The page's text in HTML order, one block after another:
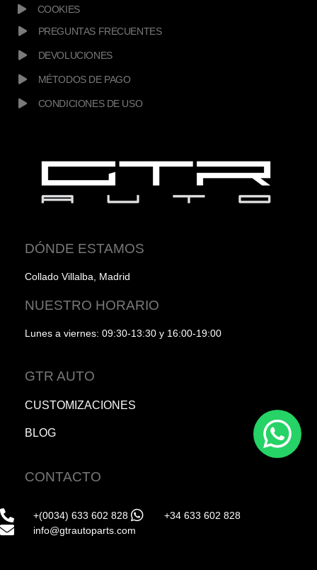
COOKIES
PREGUNTAS FRECUENTES
DEVOLUCIONES
MÉTODOS DE PAGO
CONDICIONES DE USO
DÓNDE ESTAMOS
Collado Villalba, Madrid
NUESTRO HORARIO
Lunes a viernes: 09:30-13:30 y 16:00-19:00
GTR AUTO
CUSTOMIZACIONES
BLOG
CONTACTO
+(0034) 633 602 828
+34 633 602 828
info@gtrautoparts.com